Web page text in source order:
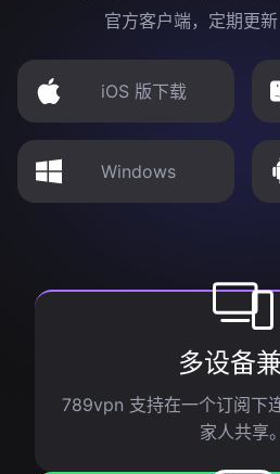
官方客户端，定期更新
iOS 版下载
Windows
多设备
789vpn 支持在一个订阅下
家人共享。